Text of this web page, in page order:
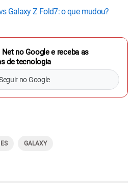
Galaxy Z Fold7: o que mudou?
no Google e receba as
de tecnologia
no Google
GALAXY